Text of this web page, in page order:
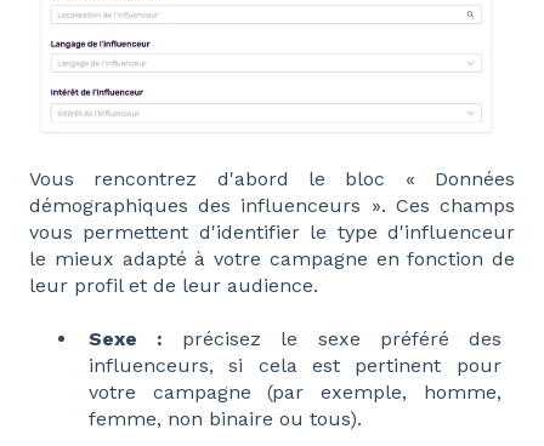
Vous rencontrez d'abord le bloc « Données
démographiques des influenceurs ». Ces champs
vous permettent d'identifier le type d'influenceur
le mieux adapté à votre campagne en fonction de
leur profil et de leur audience.
Sexe : précisez le sexe préféré des
influenceurs, si cela est pertinent pour
votre campagne (par exemple, homme,
femme, non binaire ou tous).